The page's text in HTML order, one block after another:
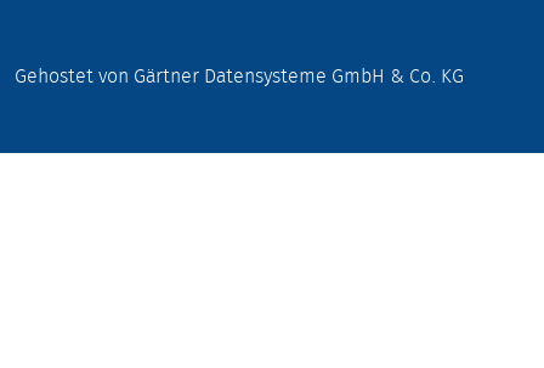
Gehostet von Gärtner Datensysteme GmbH & Co. KG